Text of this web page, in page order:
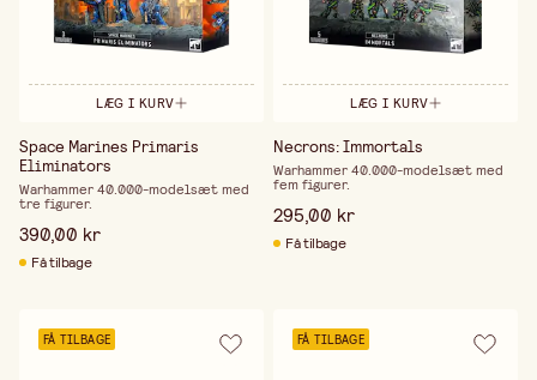
LÆG I KURV
Space Marines Primaris
Eliminators
Warhammer 40.000-modelsæt med
tre figurer.
390,00 kr
Få tilbage
LÆG I KURV
Necrons: Immortals
Warhammer 40.000-modelsæt med
fem figurer.
295,00 kr
Få tilbage
FÅ TILBAGE FÅ TILBAGE